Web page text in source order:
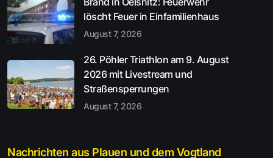
löscht Feuer in Einfamilienhaus
August 7, 2026
26. Pöhler Triathlon am 9. August
2026 mit Livestream und
Straßensperrungen
August 7, 2026
Nachrichten aus Plauen und dem Vogtland